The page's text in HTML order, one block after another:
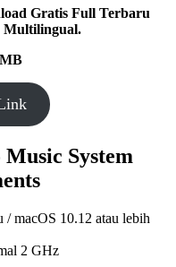
Gratis Full Terbaru
Multilingual.
System
/ macOS 10.12 atau lebih
2 GHz